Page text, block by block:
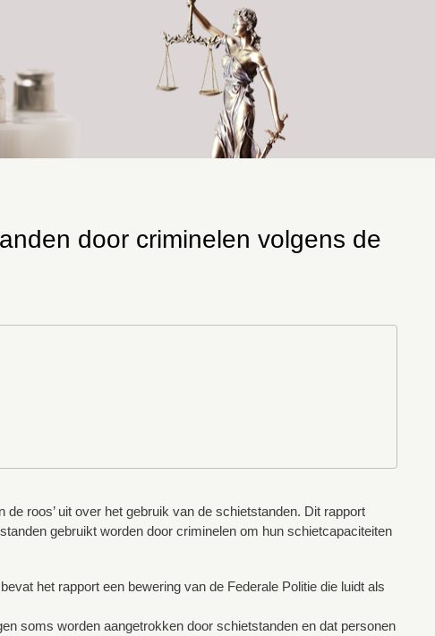
door criminelen volgens de
roos’ uit over het gebruik van de schietstanden. Dit rapport
gebruikt worden door criminelen om hun schietcapaciteiten
het rapport een bewering van de Federale Politie die luidt als
soms worden aangetrokken door schietstanden en dat personen